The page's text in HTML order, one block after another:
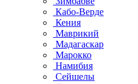
Кабо-Верде
Кения
Маврикий
Мадагаскар
Марокко
Намибия
Сейшелы